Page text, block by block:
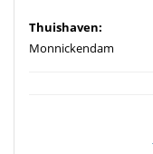
Thuishaven:
Monnickendam